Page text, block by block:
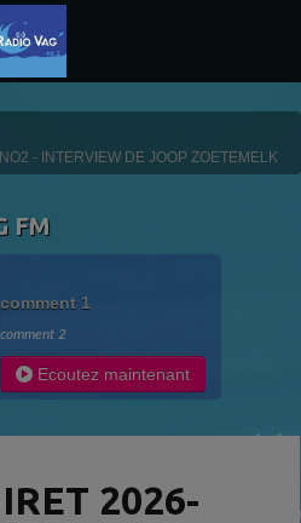
- INTERVIEW DE JOOP ZOETEMELK
FM
comment 1
comment 2
Ecoutez maintenant
2026-